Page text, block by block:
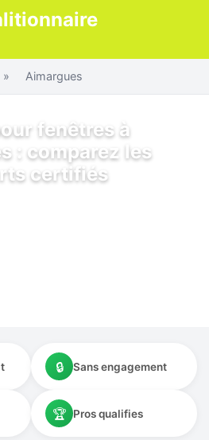
» Aimargues
fenêtres à
: comparez les
certifiés
🔒 Sans engagement
🏆 Pros qualifies